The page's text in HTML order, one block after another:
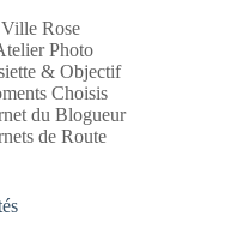
Rose
Photo
& Objectif
Choisis
du Blogueur
de Route